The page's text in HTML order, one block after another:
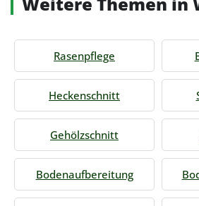
Rasenpflege
Heckenschnitt
Gehölzschnitt
Bodenaufbereitung